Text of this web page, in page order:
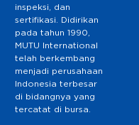
inspeksi, dan
sertifikasi. Didirikan
pada tahun 1990,
MUTU International
telah berkembang
menjadi perusahaan
Indonesia terbesar
di bidangnya yang
tercatat di bursa.